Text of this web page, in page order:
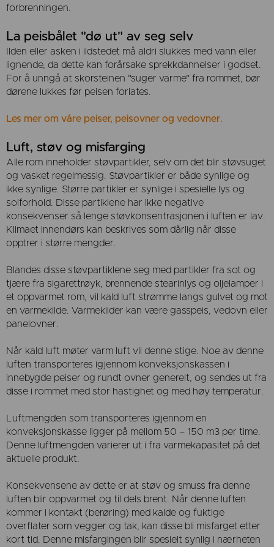
forbrenningen.
La peisbålet "dø ut" av seg selv
Ilden eller asken i ildstedet må aldri slukkes med vann eller
lignende, da dette kan forårsake sprekkdannelser i godset.
For å unngå at skorsteinen "suger varme" fra rommet, bør
dørene lukkes før peisen forlates.
Les mer om våre peiser, peisovner og vedovner.
Luft, støv og misfarging
Alle rom inneholder støvpartikler, selv om det blir støvsuget
og vasket regelmessig. Støvpartikler er både synlige og
ikke synlige. Større partikler er synlige i spesielle lys og
solforhold. Disse partiklene har ikke negative
konsekvenser så lenge støvkonsentrasjonen i luften er lav.
Klimaet innendørs kan beskrives som dårlig når disse
opptrer i større mengder.
Blandes disse støvpartiklene seg med partikler fra sot og
tjære fra sigarettrøyk, brennende stearinlys og oljelamper i
et oppvarmet rom, vil kald luft strømme langs gulvet og mot
en varmekilde. Varmekilder kan være gasspeis, vedovn eller
panelovner.
Når kald luft møter varm luft vil denne stige. Noe av denne
luften transporteres igjennom konveksjonskassen i
innebygde peiser og rundt ovner generelt, og sendes ut fra
disse i rommet med stor hastighet og med høy temperatur.
Luftmengden som transporteres igjennom en
konveksjonskasse ligger på mellom 50 – 150 m3 per time.
Denne luftmengden varierer ut i fra varmekapasitet på det
aktuelle produkt.
Konsekvensene av dette er at støv og smuss fra denne
luften blir oppvarmet og til dels brent. Når denne luften
kommer i kontakt (berøring) med kalde og fuktige
overflater som vegger og tak, kan disse bli misfarget etter
kort tid. Denne misfargingen blir spesielt synlig i nærheten